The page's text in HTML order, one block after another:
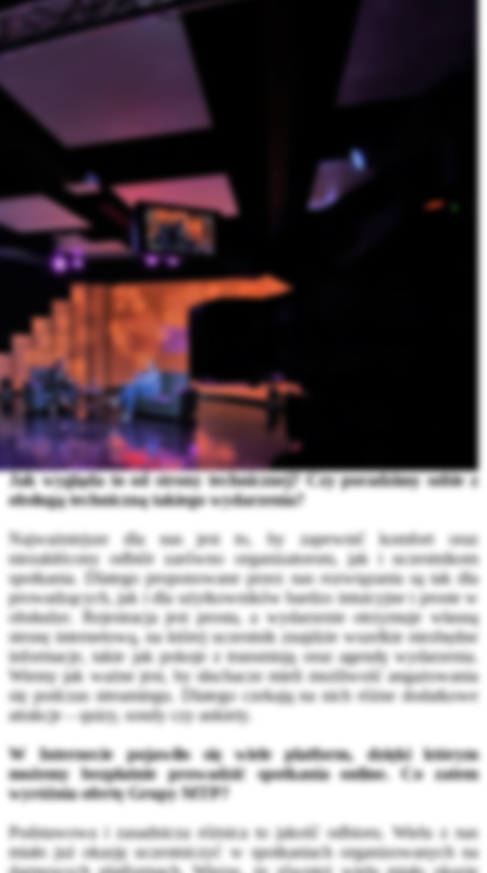
Jak wygląda to od strony technicznej? Czy poradzimy sobie z
obsługą techniczną takiego wydarzenia?
Najważniejsze dla nas jest to, by zapewnić komfort oraz
niezakłócony odbiór zarówno organizatorom, jak i uczestnikom
spotkania. Dlatego proponowane przez nas rozwiązania są tak dla
prowadzących, jak i dla użytkowników bardzo intuicyjne i proste w
obsłudze. Rejestracja jest prosta, a wydarzenie otrzymuje własną
stronę internetową, na której uczestnik znajdzie wszelkie niezbędne
informacje, takie jak pokoje z transmisją oraz agendę wydarzenia.
Wiemy jak ważne jest, by słuchacze mieli możliwość angażowania
się podczas streamingu. Dlatego czekają na nich różne dodatkowe
atrakcje – quizy, sondy czy ankiety.
W Internecie pojawiło się wiele platform, dzięki którym
możemy bezpłatnie prowadzić spotkania online. Co zatem
wyróżnia ofertę Grupy MTP?
Podstawowa i zasadnicza różnica to jakość odbioru. Wielu z nas
miało już okazję uczestniczyć w spotkaniach organizowanych na